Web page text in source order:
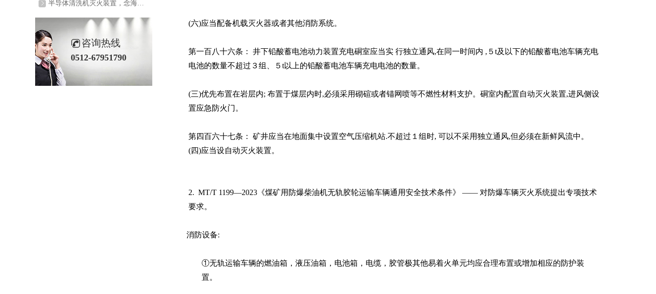
(六)应当配备机载灭火器或者其他消防系统。
第一百八十六条： 井下铅酸蓄电池动力装置充电硐室应当实 行独立通风,在同一时间内 , ５ t及以下的铅酸蓄电池车辆充电
电池的数量不超过３组、５ t以上的铅酸蓄电池车辆充电电池的数量。
(三)优先布置在岩层内; 布置于煤层内时,必须采用砌碹或者锚网喷等不燃性材料支护。硐室内配置自动灭火装置,进风侧设
置应急防火门。
第四百六十七条： 矿井应当在地面集中设置空气压缩机站.不超过１组时, 可以不采用独立通风,但必须在新鲜风流中。
(四)应当设自动灭火装置。
2. MT/T 1199—2023 《煤矿用防爆柴油机无轨胶轮运输车辆通用安全技术条件》 —— 对防爆车辆灭火系统提出专项技术
要求。
消防设备:
①无轨运输车辆的燃油箱，液压油箱，电池箱，电缆，胶管极其他易着火单元均应合理布置或增加相应的防护装
置。
半导体清洗机灭火装置，念海消防助力半导体行业安全生产
咨询热线
0512-67951790